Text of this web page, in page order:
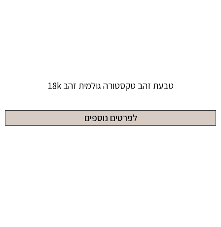
טבעת זהב טקסטורה גולמית זהב 18k
לפרטים נוספים